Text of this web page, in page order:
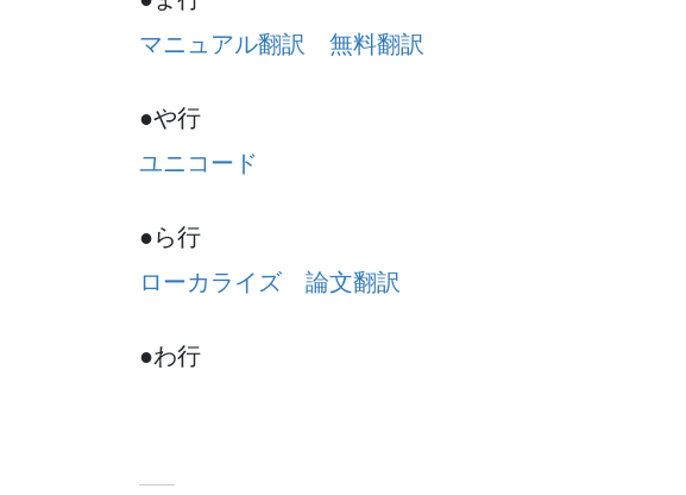
マニュアル翻訳
無料翻訳
●や行
ユニコード
●ら行
ローカライズ
論文翻訳
●わ行